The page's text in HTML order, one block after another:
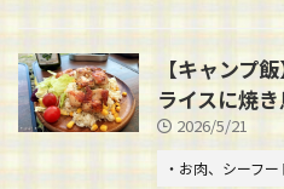
【キャンプ
ライスに焼
2026/5/21
・お肉、シーフ